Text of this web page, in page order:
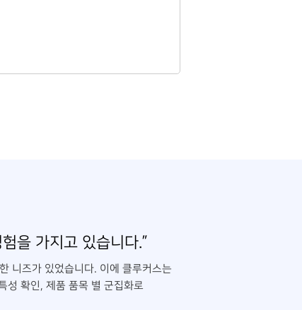
을 가지고 있습니다.”
니즈가 있었습니다. 이에 클루커스는
성 확인, 제품 품목 별 군집화로